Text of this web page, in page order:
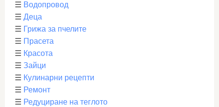
☰ Водопровод
☰ Деца
☰ Грижа за пчелите
☰ Прасета
☰ Красота
☰ Зайци
☰ Кулинарни рецепти
☰ Ремонт
☰ Редуциране на теглото